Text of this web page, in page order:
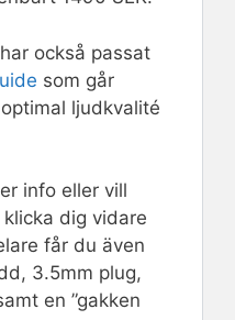
också passat
som går
ljudkvalité
info eller vill
dig vidare
får du även
3.5mm plug,
en ”gakken